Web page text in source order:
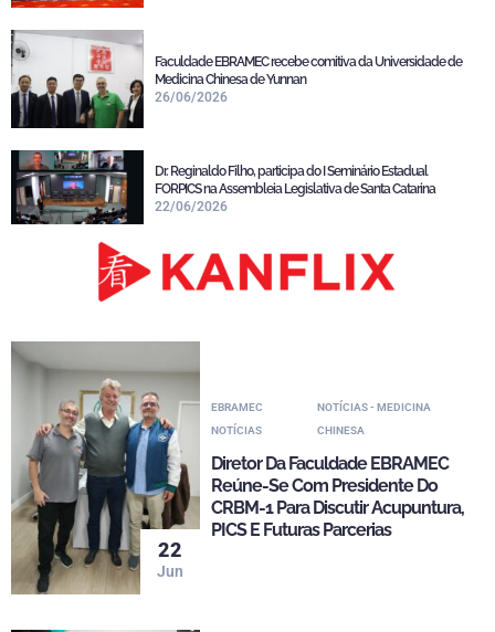
Faculdade EBRAMEC recebe comitiva da Universidade de
Medicina Chinesa de Yunnan
26/06/2026
Dr. Reginaldo Filho, participa do I Seminário Estadual
FORPICS na Assembleia Legislativa de Santa Catarina
22/06/2026
22
Jun
EBRAMEC
NOTÍCIAS
NOTÍCIAS - MEDICINA
CHINESA
Diretor Da Faculdade EBRAMEC
Reúne-Se Com Presidente Do
CRBM-1 Para Discutir Acupuntura,
PICS E Futuras Parcerias